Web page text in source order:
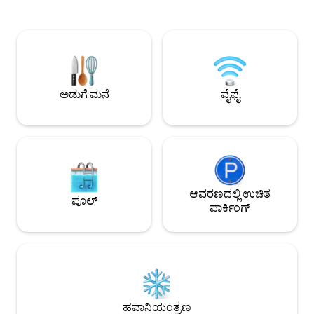
ಮಾಡಬಹುದು. ನೀವು ಕಾರಿನ ಮೂಲಕ (ಗೆಸ್ಟ್‌ಗಳಿಗಾಗಿ
ಪಾರ್ಕಿಂಗ್ ಸ್ಥಳವನ್ನು ಕಾಯ್ದಿರಿಸಲಾಗಿದೆ) ಅಥವಾ 300
ಮೀಟರ್ ದೂರದಲ್ಲಿರುವ ಬಸ್ ಮೂಲಕ ಸುಲಭವಾಗಿ
ಅಲ್ಲಿಗೆ ಹೋಗಬಹುದು.
ಹೊಂದಿರುವ ಬಸ್
ನಿದ್ರಿಸುತ್ತೀರಿ, ಇದಕ್ಕೆ
ಕಾರಣವಾಗಿದೆ.
ಅಡುಗೆ ಮನೆ ವೈಫೈ
ಪೂಲ್
ಆವರಣದಲ್ಲಿ ಉಚಿತ
ಪಾರ್ಕಿಂಗ್
ಹವಾನಿಯಂತ್ರಣ